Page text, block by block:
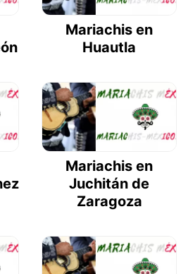
Mariachis en
Huautla
Mariachis en
Juchitán de
Zaragoza